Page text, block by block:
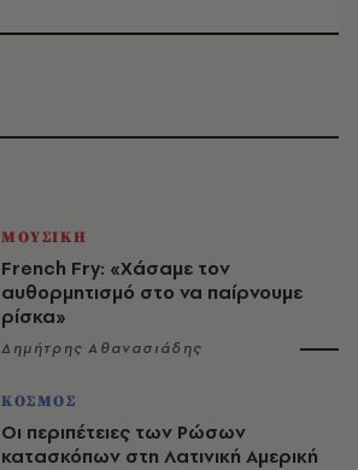
ΜΟΥΣΙΚΗ
French Fry: «Χάσαμε τον
αυθορμητισμό στο να παίρνουμε
ρίσκα»
Δημήτρης Αθανασιάδης
ΚΟΣΜΟΣ
Οι περιπέτειες των Ρώσων
κατασκόπων στη Λατινική Αμερική